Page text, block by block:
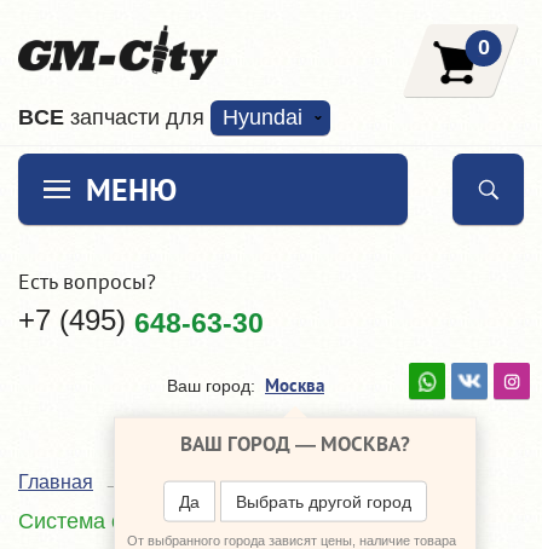
ВCE запчасти для Hyundai
0
МЕНЮ
Есть вопросы?
+7 (495) 648-63-30
Ваш город: Москва
ВАШ ГОРОД — МОСКВА?
Да Выбрать другой город
От выбранного города зависят цены, наличие товара
Главная Каталог Hyundai Equus
Система охлаждения